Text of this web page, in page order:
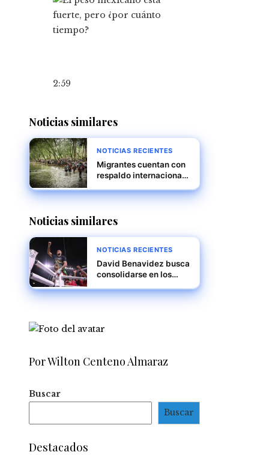
2:59
Noticias similares
NOTICIAS RECIENTES
Migrantes cuentan con
respaldo internacional,
Noticias similares
NOTICIAS RECIENTES
David Benavidez busca
consolidarse en los
mientras espera su
Por Wilton Centeno Almaraz
Buscar
Buscar
Destacados